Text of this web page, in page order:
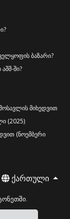
ბაზარი?
ში?
მიხედვით
(2025)
(ნოემბერი
ქართული